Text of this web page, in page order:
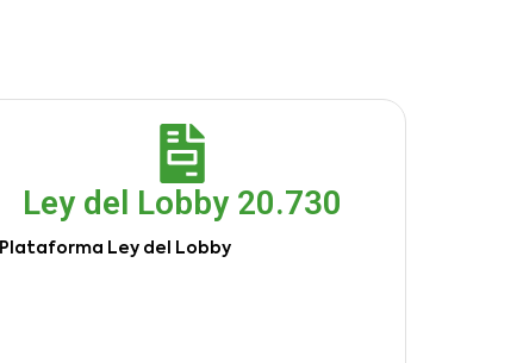
Ley del Lobby 20.730
Plataforma Ley del Lobby